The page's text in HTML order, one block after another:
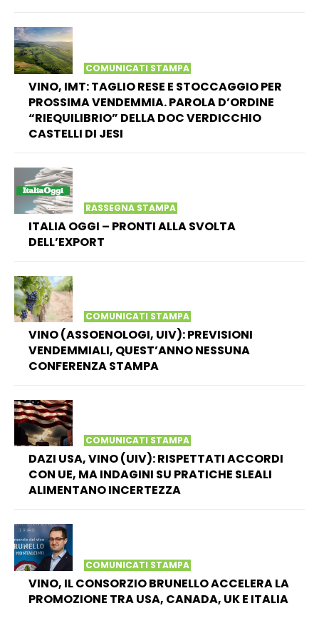
COMUNICATI STAMPA
VINO, IMT: TAGLIO RESE E STOCCAGGIO PER
PROSSIMA VENDEMMIA. PAROLA D’ORDINE
“RIEQUILIBRIO” DELLA DOC VERDICCHIO
CASTELLI DI JESI
RASSEGNA STAMPA
ITALIA OGGI – PRONTI ALLA SVOLTA
DELL’EXPORT
COMUNICATI STAMPA
VINO (ASSOENOLOGI, UIV): PREVISIONI
VENDEMMIALI, QUEST’ANNO NESSUNA
CONFERENZA STAMPA
COMUNICATI STAMPA
DAZI USA, VINO (UIV): RISPETTATI ACCORDI
CON UE, MA INDAGINI SU PRATICHE SLEALI
ALIMENTANO INCERTEZZA
COMUNICATI STAMPA
VINO, IL CONSORZIO BRUNELLO ACCELERA LA
PROMOZIONE TRA USA, CANADA, UK E ITALIA